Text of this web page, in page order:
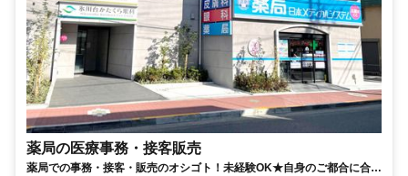
薬局の医療事務・接客販売
薬局での事務・接客・販売のオシゴト！未経験OK★自身のご都合に合わ